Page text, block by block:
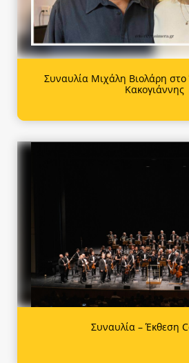
Συναυλία Μιχάλη Βιολάρη
Κακογιάννης
Συναυλία – Έκθεση